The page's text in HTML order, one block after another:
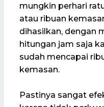
mungkin perhari
atau ribuan
dihasilkan, dengan
hitungan jam saja
sudah mencapai
kemasan.
Pastinya sangat